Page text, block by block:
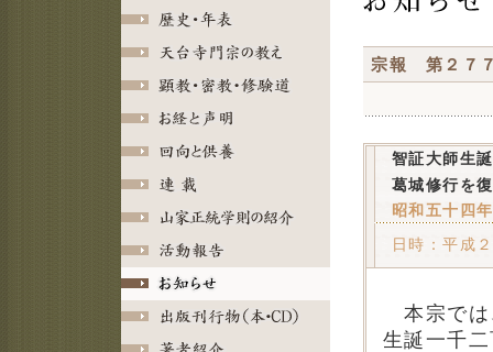
宗報 第２７
智証大師生
葛城修行を
昭和五十四
日時：平成
本宗では
生誕一千